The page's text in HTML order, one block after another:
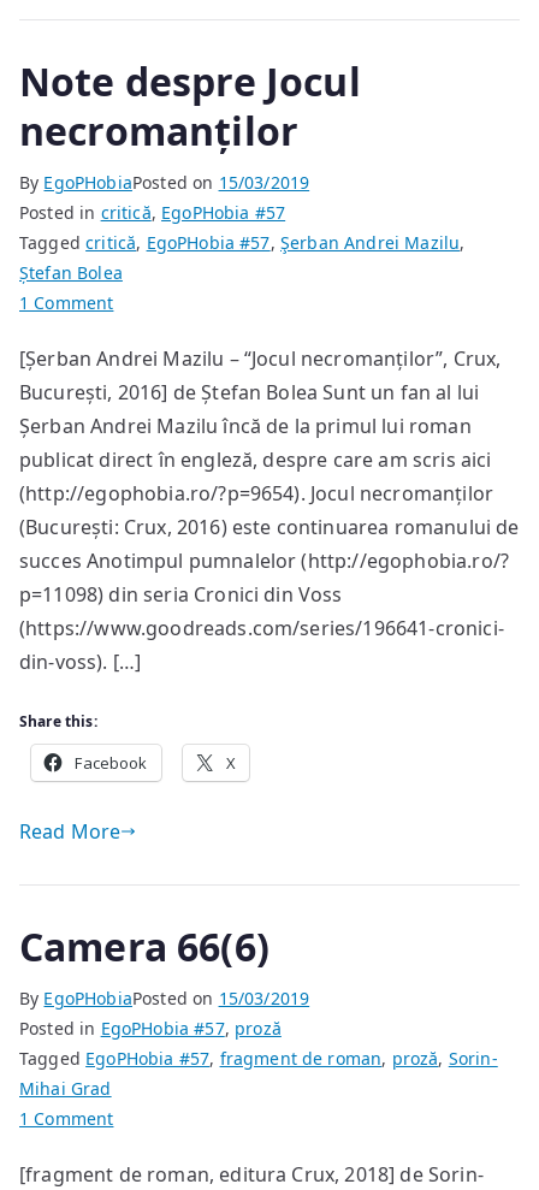
Note despre Jocul
necromanților
By EgoPHobiaPosted on 15/03/2019
Posted in critică, EgoPHobia #57
Taggedcritică, EgoPHobia #57, Şerban Andrei Mazilu,
Ștefan Bolea
1 Commenton
despre
Jocul
necromanților
[Șerban Andrei Mazilu – “Jocul necromanților”, Crux,
București, 2016] de Ștefan Bolea Sunt un fan al lui
Șerban Andrei Mazilu încă de la primul lui roman
publicat direct în engleză, despre care am scris aici
(http://egophobia.ro/?p=9654). Jocul necromanților
(București: Crux, 2016) este continuarea romanului de
succes Anotimpul pumnalelor (http://egophobia.ro/?
p=11098) din seria Cronici din Voss
(https://www.goodreads.com/series/196641-cronici-
din-voss). […]
Share this:
Facebook X
Read More
Camera 66(6)
By EgoPHobiaPosted on 15/03/2019
Posted in EgoPHobia #57, proză
Tagged EgoPHobia #57, fragment de roman, proză, Sorin-
Mihai Grad
1 Commenton
66(6)
[fragment de roman, editura Crux, 2018] de Sorin-